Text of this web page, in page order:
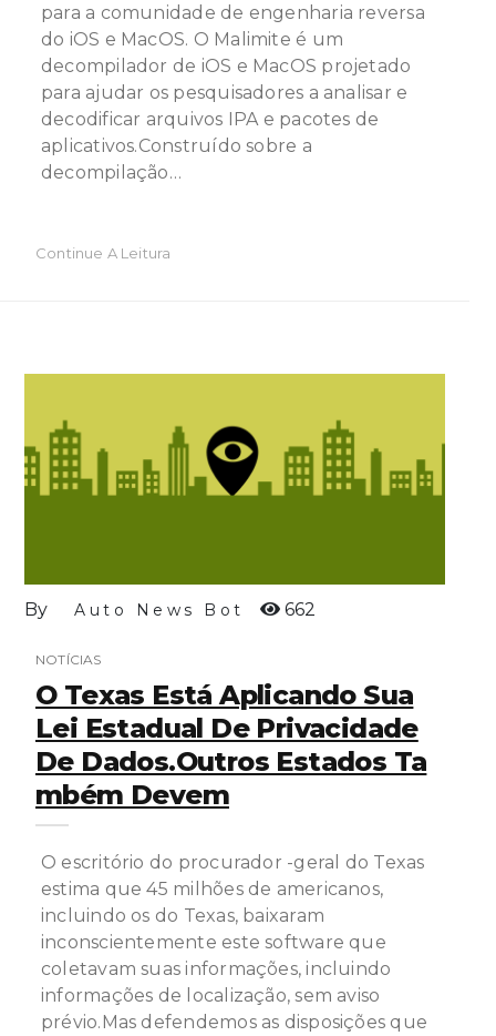
para a comunidade de engenharia reversa
do iOS e MacOS. O Malimite é um
decompilador de iOS e MacOS projetado
para ajudar os pesquisadores a analisar e
decodificar arquivos IPA e pacotes de
aplicativos.Construído sobre a
decompilação…
Continue A Leitura
By Auto News Bot 662
NOTÍCIAS
O Texas Está Aplicando Sua
Lei Estadual De Privacidade
De Dados.Outros Estados Ta
Mbém Devem
O escritório do procurador -geral do Texas
estima que 45 milhões de americanos,
incluindo os do Texas, baixaram
inconscientemente este software que
coletavam suas informações, incluindo
informações de localização, sem aviso
prévio.Mas defendemos as disposições que